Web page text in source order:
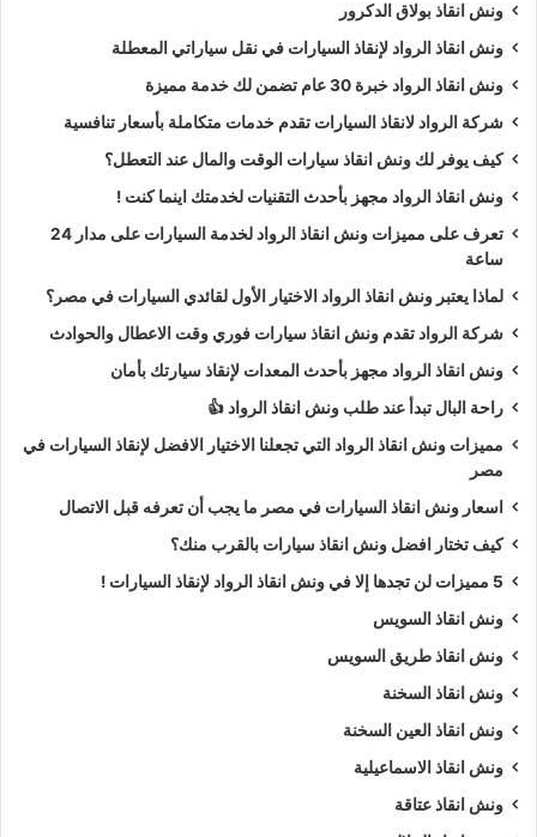
ونش انقاذ بولاق الدكرور
ونش انقاذ الرواد لإنقاذ السيارات في نقل سياراتي المعطلة
ونش انقاذ الرواد خبرة 30 عام تضمن لك خدمة مميزة
شركة الرواد لانقاذ السيارات تقدم خدمات متكاملة بأسعار تنافسية
كيف يوفر لك ونش انقاذ سيارات الوقت والمال عند التعطل؟
ونش انقاذ الرواد مجهز بأحدث التقنيات لخدمتك اينما كنت !
تعرف على مميزات ونش انقاذ الرواد لخدمة السيارات على مدار 24
ساعة
لماذا يعتبر ونش انقاذ الرواد الاختيار الأول لقائدي السيارات في مصر؟
شركة الرواد تقدم ونش انقاذ سيارات فوري وقت الاعطال والحوادث
ونش انقاذ الرواد مجهز بأحدث المعدات لإنقاذ سيارتك بأمان
راحة البال تبدأ عند طلب ونش انقاذ الرواد 👍
مميزات ونش انقاذ الرواد التي تجعلنا الاختيار الافضل لإنقاذ السيارات في
مصر
اسعار ونش انقاذ السيارات في مصر ما يجب أن تعرفه قبل الاتصال
كيف تختار افضل ونش انقاذ سيارات بالقرب منك؟
5 مميزات لن تجدها إلا في ونش انقاذ الرواد لإنقاذ السيارات !
ونش انقاذ السويس
ونش انقاذ طريق السويس
ونش انقاذ السخنة
ونش انقاذ العين السخنة
ونش انقاذ الاسماعيلية
ونش انقاذ عتاقة